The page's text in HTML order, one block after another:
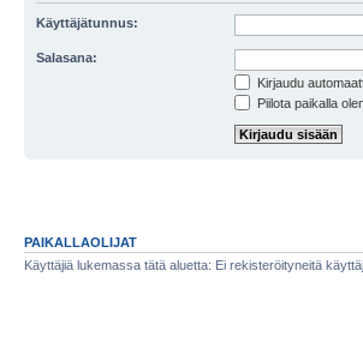
Käyttäjätunnus:
Salasana:
Kirjaudu
Piilota paikalla
PAIKALLAOLIJAT
Käyttäjiä lukemassa tätä aluetta: Ei rekisteröityneitä